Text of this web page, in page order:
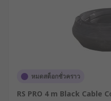
หมดสต็อกชั่วคราว
RS PRO 4 m Black Cable